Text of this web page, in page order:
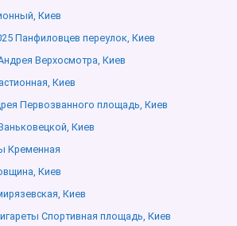
Киев
Панфиловцев переулок, Киев
Верхосмотра, Киев
Киев
Первозванного площадь, Киев
Киев
Кременная
Киев
Киев
Спортивная площадь, Киев